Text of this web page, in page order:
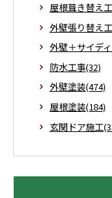
屋根葺き替え
外壁張り替え
外壁＋サイデ
防水工事(32)
外壁塗装(474)
屋根塗装(184)
玄関ドア施工